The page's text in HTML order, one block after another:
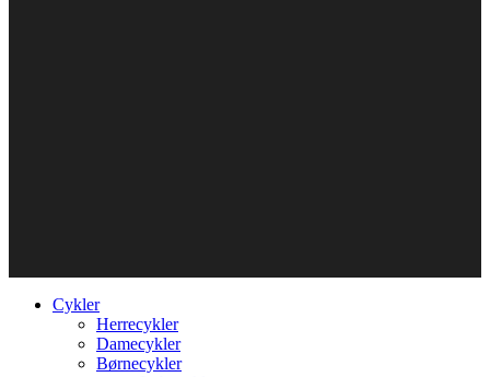
Cykler
Herrecykler
Damecykler
Børnecykler